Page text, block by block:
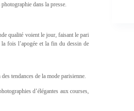
dans la presse.
qualité voient le jour, faisant le pari
la fois l’apogée et la fin du dessin de
tendances de la mode parisienne.
d’élégantes aux courses,